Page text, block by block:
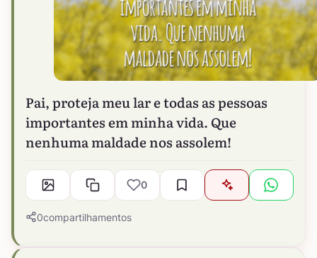
Pai, proteja meu lar e todas as pessoas
importantes em minha vida. Que
nenhuma maldade nos assolem!
0
0compartilhamentos